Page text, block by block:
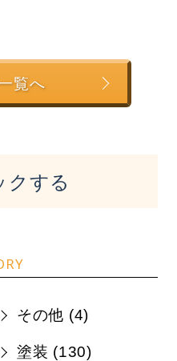
覧へ
クする
その他 (4)
塗装 (130)